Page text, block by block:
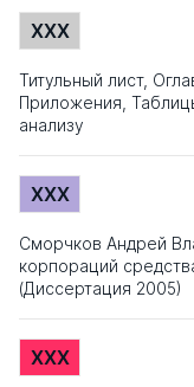
XXX
Титульный лист,
Приложения,
анализу
XXX
Сморчков Андрей
корпораций
(Диссертация 2005)
XXX